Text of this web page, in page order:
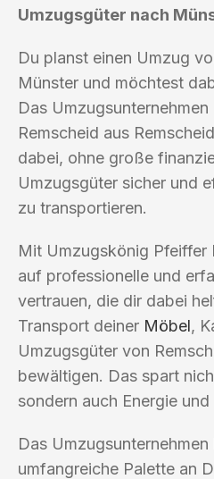
Umzugsgüter nach
Du planst einen Umzug
Münster und möchtest
Das
Remscheid aus
dabei, ohne große
Umzugsgüter sicher und
zu transportieren.
Mit Umzugskönig Pfeiffer
auf professionelle und
vertrauen, die dir dabei
Transport deiner Möbel,
Umzugsgüter von
bewältigen. Das spart
sondern auch Energie und
Das
umfangreiche Palette an